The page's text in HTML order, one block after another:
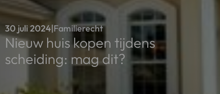
30 juli 2024|Familierecht
Nieuw huis kopen tijdens
scheiding: mag dit?